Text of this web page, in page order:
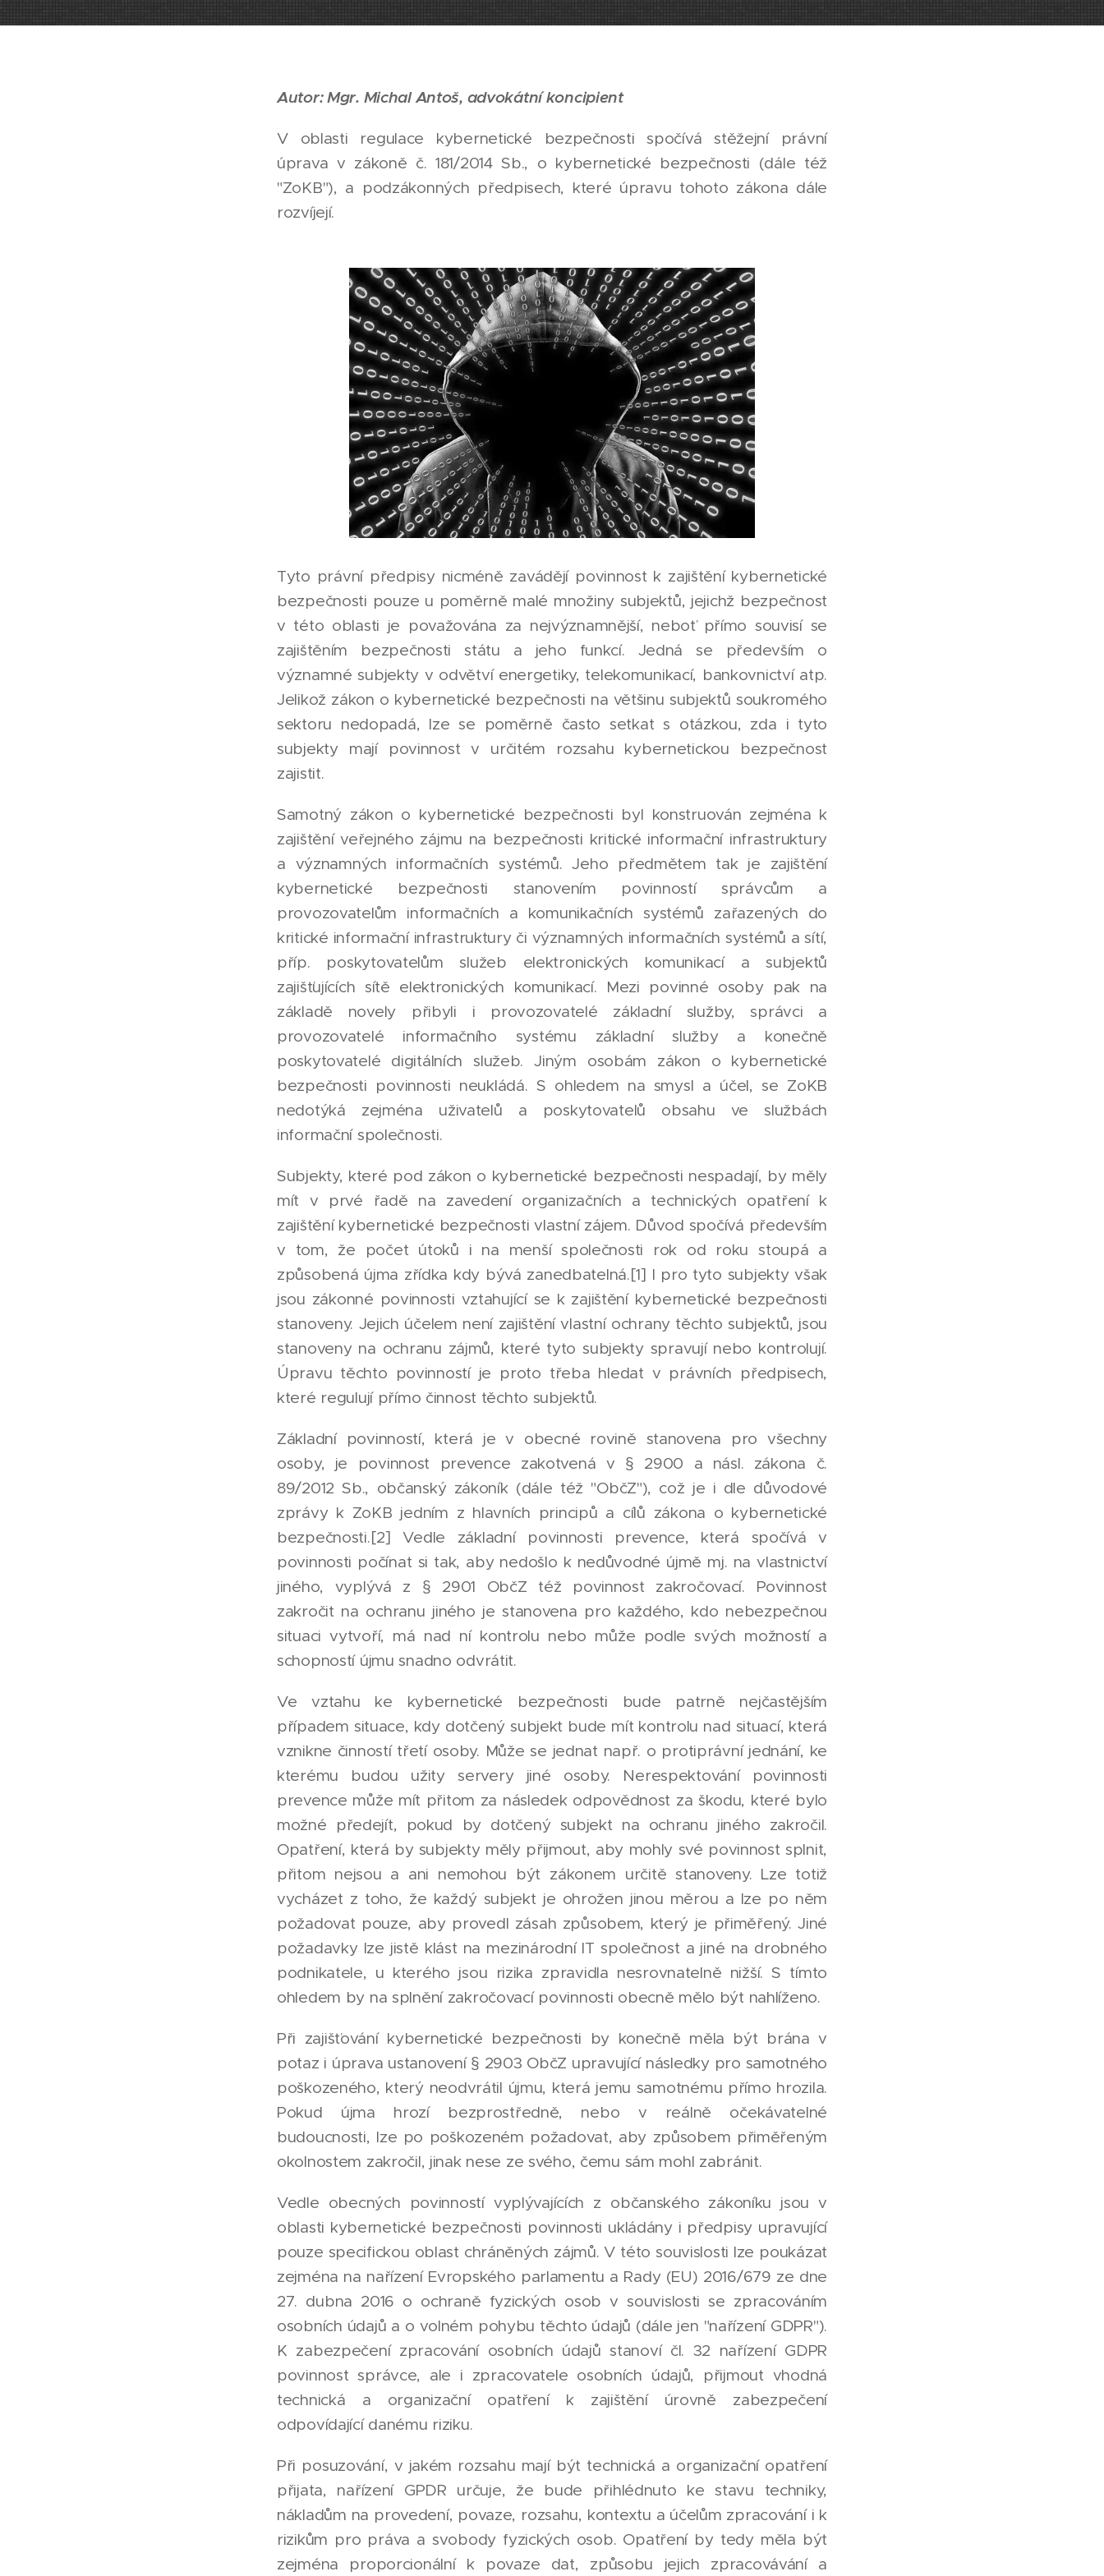
Autor: Mgr. Michal Antoš, advokátní koncipient
V oblasti regulace kybernetické bezpečnosti spočívá stěžejní právní
úprava v zákoně č. 181/2014 Sb., o kybernetické bezpečnosti (dále též
"ZoKB"), a podzákonných předpisech, které úpravu tohoto zákona dále
rozvíjejí.
Tyto právní předpisy nicméně zavádějí povinnost k zajištění kybernetické
bezpečnosti pouze u poměrně malé množiny subjektů, jejichž bezpečnost
v této oblasti je považována za nejvýznamnější, neboť přímo souvisí se
zajištěním bezpečnosti státu a jeho funkcí. Jedná se především o
významné subjekty v odvětví energetiky, telekomunikací, bankovnictví atp.
Jelikož zákon o kybernetické bezpečnosti na většinu subjektů soukromého
sektoru nedopadá, lze se poměrně často setkat s otázkou, zda i tyto
subjekty mají povinnost v určitém rozsahu kybernetickou bezpečnost
zajistit.
Samotný zákon o kybernetické bezpečnosti byl konstruován zejména k
zajištění veřejného zájmu na bezpečnosti kritické informační infrastruktury
a významných informačních systémů. Jeho předmětem tak je zajištění
kybernetické bezpečnosti stanovením povinností správcům a
provozovatelům informačních a komunikačních systémů zařazených do
kritické informační infrastruktury či významných informačních systémů a sítí,
příp. poskytovatelům služeb elektronických komunikací a subjektů
zajišťujících sítě elektronických komunikací. Mezi povinné osoby pak na
základě novely přibyli i provozovatelé základní služby, správci a
provozovatelé informačního systému základní služby a konečně
poskytovatelé digitálních služeb. Jiným osobám zákon o kybernetické
bezpečnosti povinnosti neukládá. S ohledem na smysl a účel, se ZoKB
nedotýká zejména uživatelů a poskytovatelů obsahu ve službách
informační společnosti.
Subjekty, které pod zákon o kybernetické bezpečnosti nespadají, by měly
mít v prvé řadě na zavedení organizačních a technických opatření k
zajištění kybernetické bezpečnosti vlastní zájem. Důvod spočívá především
v tom, že počet útoků i na menší společnosti rok od roku stoupá a
způsobená újma zřídka kdy bývá zanedbatelná.[1] I pro tyto subjekty však
jsou zákonné povinnosti vztahující se k zajištění kybernetické bezpečnosti
stanoveny. Jejich účelem není zajištění vlastní ochrany těchto subjektů, jsou
stanoveny na ochranu zájmů, které tyto subjekty spravují nebo kontrolují.
Úpravu těchto povinností je proto třeba hledat v právních předpisech,
které regulují přímo činnost těchto subjektů.
Základní povinností, která je v obecné rovině stanovena pro všechny
osoby, je povinnost prevence zakotvená v § 2900 a násl. zákona č.
89/2012 Sb., občanský zákoník (dále též "ObčZ"), což je i dle důvodové
zprávy k ZoKB jedním z hlavních principů a cílů zákona o kybernetické
bezpečnosti.[2] Vedle základní povinnosti prevence, která spočívá v
povinnosti počínat si tak, aby nedošlo k nedůvodné újmě mj. na vlastnictví
jiného, vyplývá z § 2901 ObčZ též povinnost zakročovací. Povinnost
zakročit na ochranu jiného je stanovena pro každého, kdo nebezpečnou
situaci vytvoří, má nad ní kontrolu nebo může podle svých možností a
schopností újmu snadno odvrátit.
Ve vztahu ke kybernetické bezpečnosti bude patrně nejčastějším
případem situace, kdy dotčený subjekt bude mít kontrolu nad situací, která
vznikne činností třetí osoby. Může se jednat např. o protiprávní jednání, ke
kterému budou užity servery jiné osoby. Nerespektování povinnosti
prevence může mít přitom za následek odpovědnost za škodu, které bylo
možné předejít, pokud by dotčený subjekt na ochranu jiného zakročil.
Opatření, která by subjekty měly přijmout, aby mohly své povinnost splnit,
přitom nejsou a ani nemohou být zákonem určitě stanoveny. Lze totiž
vycházet z toho, že každý subjekt je ohrožen jinou měrou a lze po něm
požadovat pouze, aby provedl zásah způsobem, který je přiměřený. Jiné
požadavky lze jistě klást na mezinárodní IT společnost a jiné na drobného
podnikatele, u kterého jsou rizika zpravidla nesrovnatelně nižší. S tímto
ohledem by na splnění zakročovací povinnosti obecně mělo být nahlíženo.
Při zajišťování kybernetické bezpečnosti by konečně měla být brána v
potaz i úprava ustanovení § 2903 ObčZ upravující následky pro samotného
poškozeného, který neodvrátil újmu, která jemu samotnému přímo hrozila.
Pokud újma hrozí bezprostředně, nebo v reálně očekávatelné
budoucnosti, lze po poškozeném požadovat, aby způsobem přiměřeným
okolnostem zakročil, jinak nese ze svého, čemu sám mohl zabránit.
Vedle obecných povinností vyplývajících z občanského zákoníku jsou v
oblasti kybernetické bezpečnosti povinnosti ukládány i předpisy upravující
pouze specifickou oblast chráněných zájmů. V této souvislosti lze poukázat
zejména na nařízení Evropského parlamentu a Rady (EU) 2016/679 ze dne
27. dubna 2016 o ochraně fyzických osob v souvislosti se zpracováním
osobních údajů a o volném pohybu těchto údajů (dále jen "nařízení GDPR").
K zabezpečení zpracování osobních údajů stanoví čl. 32 nařízení GDPR
povinnost správce, ale i zpracovatele osobních údajů, přijmout vhodná
technická a organizační opatření k zajištění úrovně zabezpečení
odpovídající danému riziku.
Při posuzování, v jakém rozsahu mají být technická a organizační opatření
přijata, nařízení GPDR určuje, že bude přihlédnuto ke stavu techniky,
nákladům na provedení, povaze, rozsahu, kontextu a účelům zpracování i k
rizikům pro práva a svobody fyzických osob. Opatření by tedy měla být
zejména proporcionální k povaze dat, způsobu jejich zpracovávání a